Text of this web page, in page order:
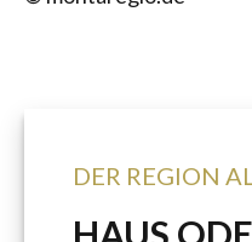
DER REGION
HAUS